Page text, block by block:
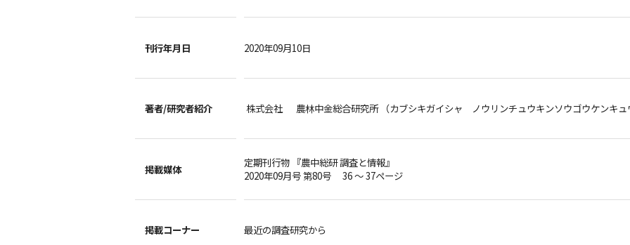
刊行年月日 2020年09月10日
著者/研究者紹介 株式会社 農林中金総合研究所 （カブシキガイシャ ノウリンチュウキンソウゴウケンキュ
掲載媒体
定期刊行物 『農中総研 調査と情報』
2020年09月号 第80号 36 ～ 37ページ
掲載コーナー 最近の調査研究から